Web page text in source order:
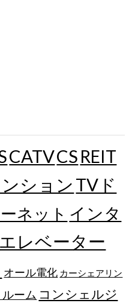
CATVCS REIT
ション TVド
ネット インタ
エレベーター
オール電化 カーシェアリン
ーム コンシェルジ